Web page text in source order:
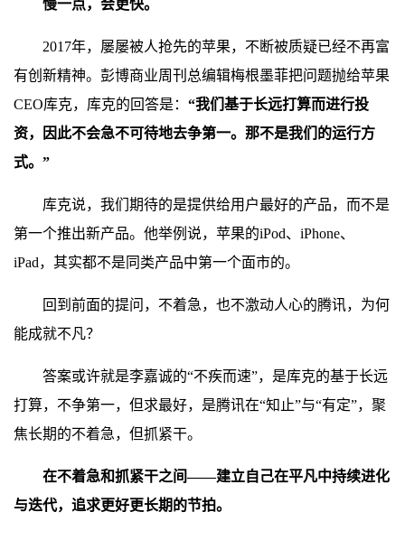
慢一点，会更快。
2017年，屡屡被人抢先的苹果，不断被质疑已经不再富
有创新精神。彭博商业周刊总编辑梅根墨菲把问题抛给苹果
CEO库克，库克的回答是： “我们基于长远打算而进行投
资，因此不会急不可待地去争第一。那不是我们的运行方
式。”
库克说，我们期待的是提供给用户最好的产品，而不是
第一个推出新产品。他举例说，苹果的iPod、iPhone、
iPad，其实都不是同类产品中第一个面市的。
回到前面的提问，不着急，也不激动人心的腾讯，为何
能成就不凡？
答案或许就是李嘉诚的“不疾而速”，是库克的基于长远
打算，不争第一，但求最好，是腾讯在“知止”与“有定”，聚
焦长期的不着急，但抓紧干。
在不着急和抓紧干之间——建立自己在平凡中持续进化
与迭代，追求更好更长期的节拍。